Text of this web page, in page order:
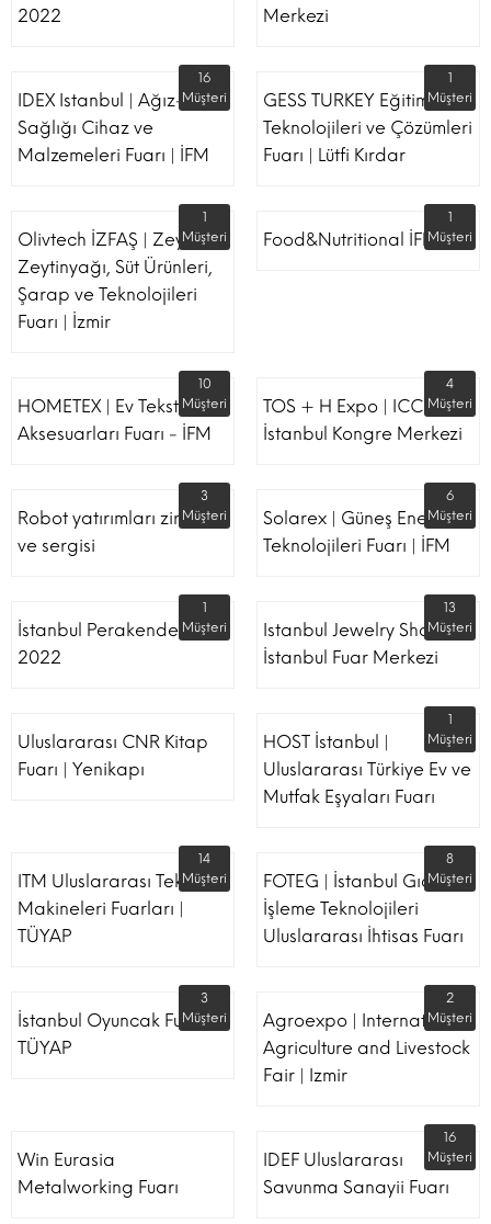
2022
Merkezi
IDEX Istanbul | Ağız-Diş
Sağlığı Cihaz ve
Malzemeleri Fuarı | İFM
16
Müşteri
GESS TURKEY Eğitim
Teknolojileri ve Çözümleri
Fuarı | Lütfi Kırdar
1
Müşteri
Olivtech İZFAŞ | Zeytin,
Zeytinyağı, Süt Ürünleri,
Şarap ve Teknolojileri
Fuarı | İzmir
1
Müşteri
Food&Nutritional İFM
1
Müşteri
HOMETEX | Ev Tekstili Ve
Aksesuarları Fuarı - İFM
10
Müşteri
TOS + H Expo | ICC -
İstanbul Kongre Merkezi
4
Müşteri
Robot yatırımları zirvesi
ve sergisi
3
Müşteri
Solarex | Güneş Enerjisi &
Teknolojileri Fuarı | İFM
6
Müşteri
İstanbul Perakende Fuarı
2022
1
Müşteri
Istanbul Jewelry Show |
İstanbul Fuar Merkezi
13
Müşteri
Uluslararası CNR Kitap
Fuarı | Yenikapı
HOST İstanbul |
Uluslararası Türkiye Ev ve
Mutfak Eşyaları Fuarı
1
Müşteri
ITM Uluslararası Tekstil
Makineleri Fuarları |
TÜYAP
14
Müşteri
FOTEG | İstanbul Gıda
İşleme Teknolojileri
Uluslararası İhtisas Fuarı
8
Müşteri
İstanbul Oyuncak Fuarı -
TÜYAP
3
Müşteri
Agroexpo | International
Agriculture and Livestock
Fair | Izmir
2
Müşteri
Win Eurasia
Metalworking Fuarı
IDEF Uluslararası
Savunma Sanayii Fuarı
16
Müşteri